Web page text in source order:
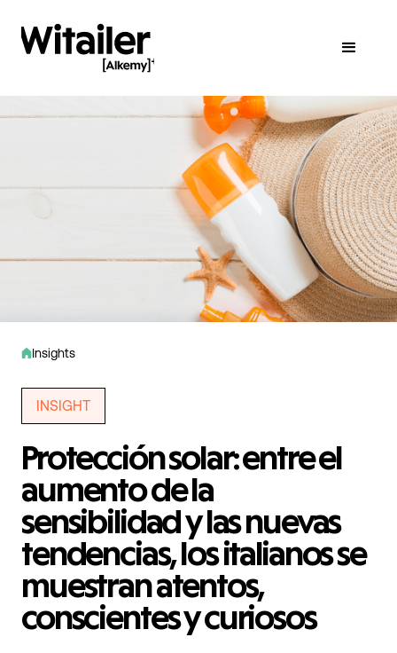
Insights
INSIGHT
Protección solar: entre el
aumento de la
sensibilidad y las nuevas
tendencias, los italianos se
muestran atentos,
conscientes y curiosos